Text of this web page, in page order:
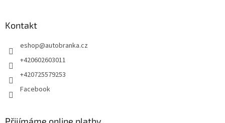
Kontakt
eshop@autobranka.cz
+420602603011
+420725579253
Facebook